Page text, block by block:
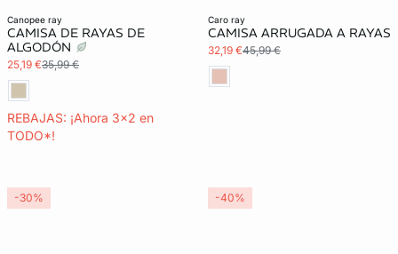
canopee ray
CAMISA DE RAYAS DE
ALGODÓN
25,19 €35,99 €
REBAJAS: ¡Ahora 3x2 en
TODO*!
caro ray
CAMISA ARRUGADA A RAYAS
32,19 €45,99 €
-30% -40%